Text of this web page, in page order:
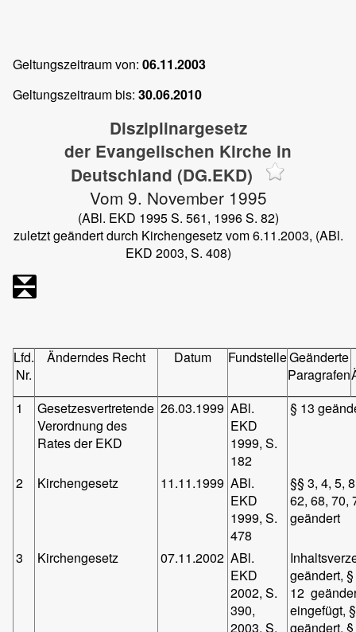
Geltungszeitraum von: 06.11.2003
Geltungszeitraum bis: 30.06.2010
Disziplinargesetz
der Evangelischen Kirche in
Deutschland (DG.EKD)
Vom 9. November 1995
(ABl. EKD 1995 S. 561, 1996 S. 82)
zuletzt geändert durch Kirchengesetz vom 6.11.2003, (ABl.
EKD 2003, S. 408)
Lfd.
Nr.
Änderndes Recht Datum FundstelleGeänderte
Paragrafen
1
Gesetzesvertretende
Verordnung des
Rates der EKD
26.03.1999 ABl.
EKD
1999, S.
182
§ 13
2 Kirchengesetz 11.11.1999 ABl.
EKD
1999, S.
478
§§ 3, 4, 5,
62, 68, 70,
geändert
3 Kirchengesetz 07.11.2002 ABl.
EKD
2002, S.
390,
2003, S.
geändert,
12
eingefügt,
geändert,